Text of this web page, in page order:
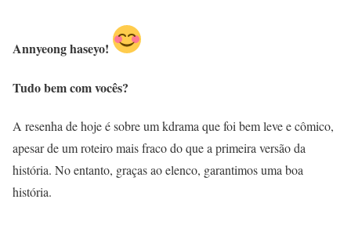
Annyeong haseyo!
Tudo bem com vocês?
A resenha de hoje é sobre um kdrama que foi bem leve e cômico,
apesar de um roteiro mais fraco do que a primeira versão da
história. No entanto, graças ao elenco, garantimos uma boa
história.